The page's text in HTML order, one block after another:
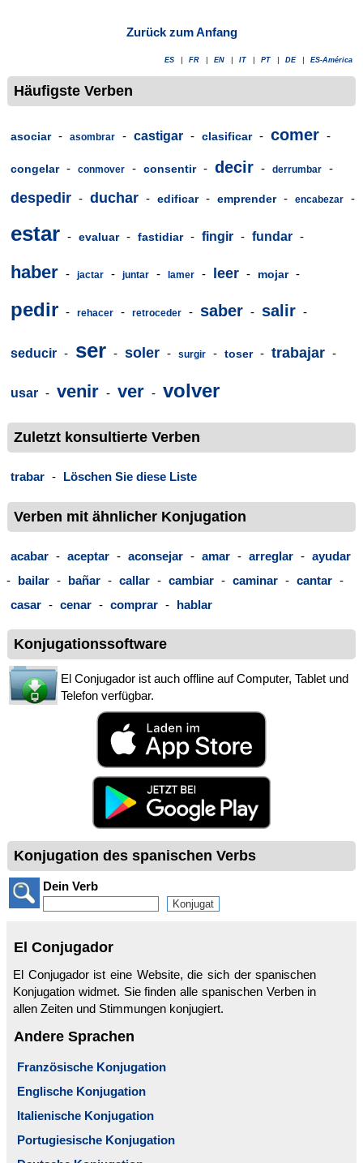
Zurück zum Anfang
ES FR EN IT PT DE ES-América
Häufigste Verben
asociar - asombrar - castigar - clasificar - comer -
congelar - conmover - consentir - decir - derrumbar -
despedir - duchar - edificar - emprender - encabezar -
estar - evaluar - fastidiar - fingir - fundar -
haber - jactar - juntar - lamer - leer - mojar -
pedir - rehacer - retroceder - saber - salir -
seducir - ser - soler - surgir - toser - trabajar -
usar - venir - ver - volver
Zuletzt konsultierte Verben
trabar - Löschen Sie diese Liste
Verben mit ähnlicher Konjugation
acabar - aceptar - aconsejar - amar - arreglar - ayudar
- bailar - bañar - callar - cambiar - caminar - cantar -
casar - cenar - comprar - hablar
Konjugationssoftware
El Conjugador ist auch offline auf Computer, Tablet und
Telefon verfügbar.
Konjugation des spanischen Verbs
Dein Verb
El Conjugador
El Conjugador ist eine Website, die sich der spanischen
Konjugation widmet. Sie finden alle spanischen Verben in
allen Zeiten und Stimmungen konjugiert.
Andere Sprachen
Französische Konjugation
Englische Konjugation
Italienische Konjugation
Portugiesische Konjugation